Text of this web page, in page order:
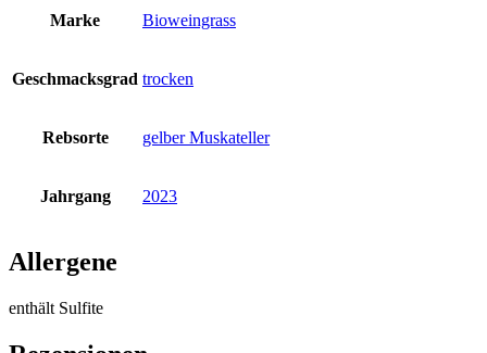
Marke Bioweingrass
Geschmacksgrad trocken
Rebsorte gelber Muskateller
Jahrgang 2023
Allergene
enthält Sulfite